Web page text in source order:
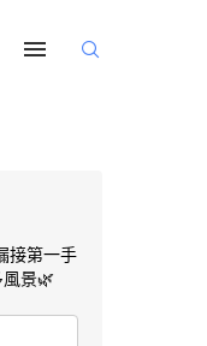
接第一手
景🌿